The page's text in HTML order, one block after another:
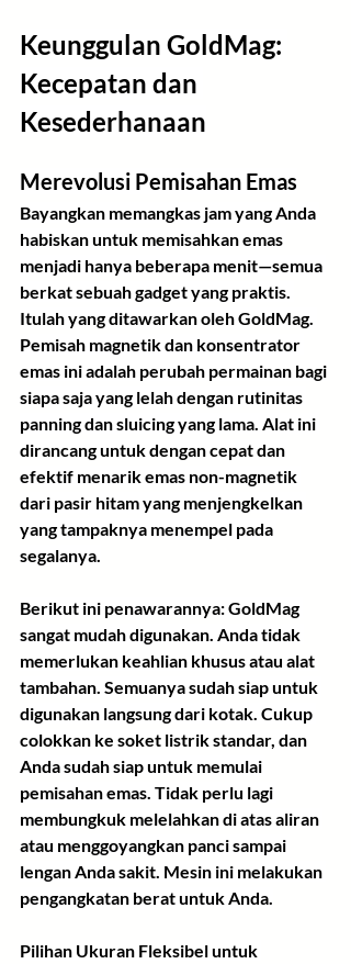
Keunggulan GoldMag:
Kecepatan dan
Kesederhanaan
Merevolusi Pemisahan Emas
Bayangkan memangkas jam yang Anda
habiskan untuk memisahkan emas
menjadi hanya beberapa menit—semua
berkat sebuah gadget yang praktis.
Itulah yang ditawarkan oleh GoldMag.
Pemisah magnetik dan konsentrator
emas ini adalah perubah permainan bagi
siapa saja yang lelah dengan rutinitas
panning dan sluicing yang lama. Alat ini
dirancang untuk dengan cepat dan
efektif menarik emas non-magnetik
dari pasir hitam yang menjengkelkan
yang tampaknya menempel pada
segalanya.
Berikut ini penawarannya: GoldMag
sangat mudah digunakan. Anda tidak
memerlukan keahlian khusus atau alat
tambahan. Semuanya sudah siap untuk
digunakan langsung dari kotak. Cukup
colokkan ke soket listrik standar, dan
Anda sudah siap untuk memulai
pemisahan emas. Tidak perlu lagi
membungkuk melelahkan di atas aliran
atau menggoyangkan panci sampai
lengan Anda sakit. Mesin ini melakukan
pengangkatan berat untuk Anda.
Pilihan Ukuran Fleksibel untuk